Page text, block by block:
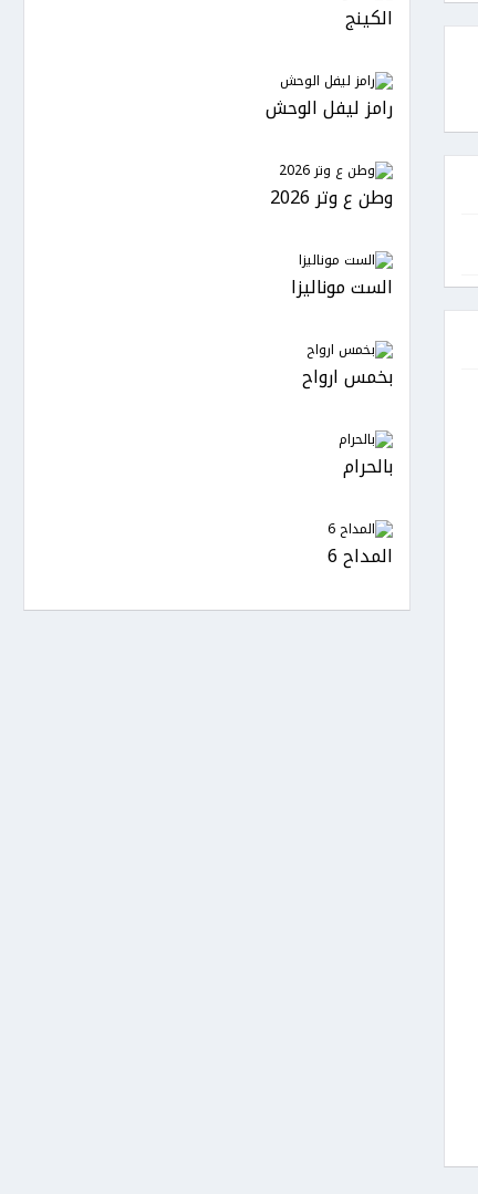
الكينج
رامز ليفل الوحش
وطن ع وتر 2026
الست موناليزا
بخمس ارواح
بالحرام
المداح 6